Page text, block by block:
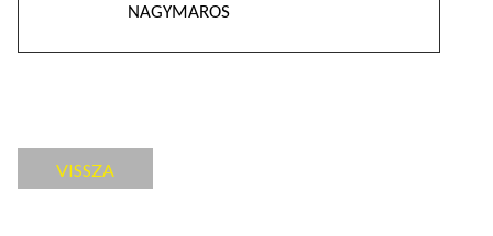
NAGYMAROS
VISSZA